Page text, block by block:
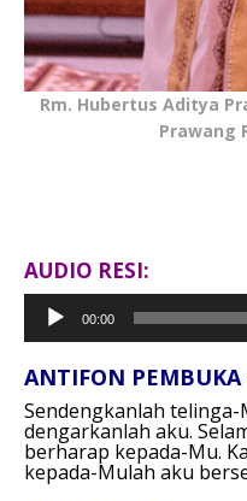
Rm. Hubertus Aditya
Prawang
AUDIO RESI:
Pemutar
Audio
00:00
ANTIFON
Sendengkanlah telinga-
dengarkanlah aku.
berharap kepada-Mu.
kepada-Mulah aku